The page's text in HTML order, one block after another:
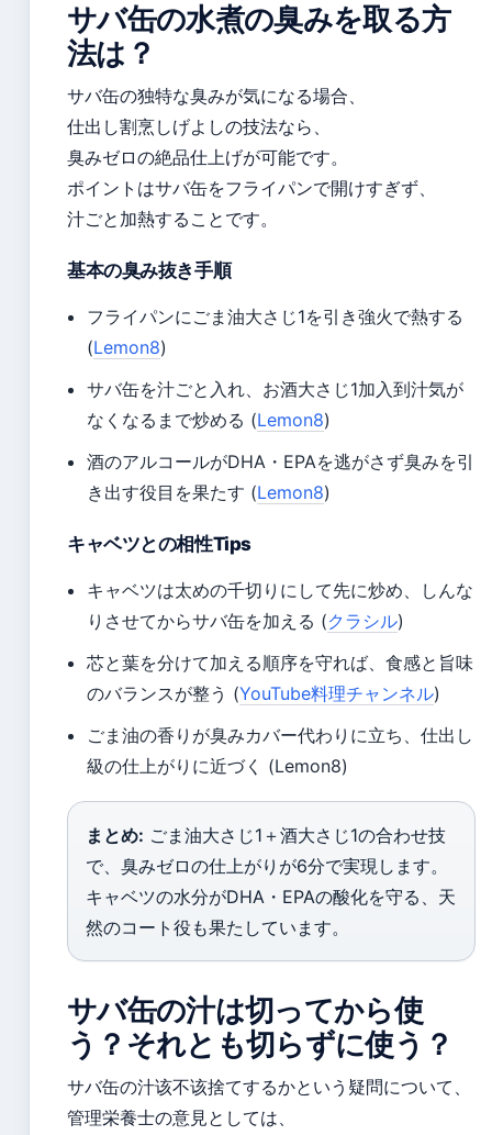
サバ缶の水煮の臭みを取る方
法は？
サバ缶の独特な臭みが気になる場合、
仕出し割烹しげよしの技法なら、
臭みゼロの絶品仕上げが可能です。
ポイントはサバ缶をフライパンで開けすぎず、
汁ごと加熱することです。
基本の臭み抜き手順
フライパンにごま油大さじ1を引き強火で熱する
(Lemon8)
サバ缶を汁ごと入れ、お酒大さじ1加入到汁気が
なくなるまで炒める (Lemon8)
酒のアルコールがDHA・EPAを逃がさず臭みを引
き出す役目を果たす (Lemon8)
キャベツとの相性Tips
キャベツは太めの千切りにして先に炒め、しんな
りさせてからサバ缶を加える (クラシル)
芯と葉を分けて加える順序を守れば、食感と旨味
のバランスが整う (YouTube料理チャンネル)
ごま油の香りが臭みカバー代わりに立ち、仕出し
級の仕上がりに近づく (Lemon8)
まとめ: ごま油大さじ1＋酒大さじ1の合わせ技
で、臭みゼロの仕上がりが6分で実現します。
キャベツの水分がDHA・EPAの酸化を守る、天
然のコート役も果たしています。
サバ缶の汁は切ってから使
う？それとも切らずに使う？
サバ缶の汁该不该捨てするかという疑問について、
管理栄養士の意見としては、